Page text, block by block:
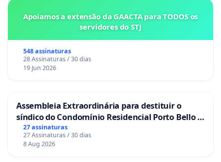
Apoiamos a extensão da GAACTA para TODOS os
servidores do STJ
548 assinaturas
28 Assinaturas / 30 dias
19 Jun 2026
Assembleia Extraordinária para destituir o
síndico do Condomínio Residencial Porto Bello -
La Casa
27 assinaturas
27 Assinaturas / 30 dias
8 Aug 2026